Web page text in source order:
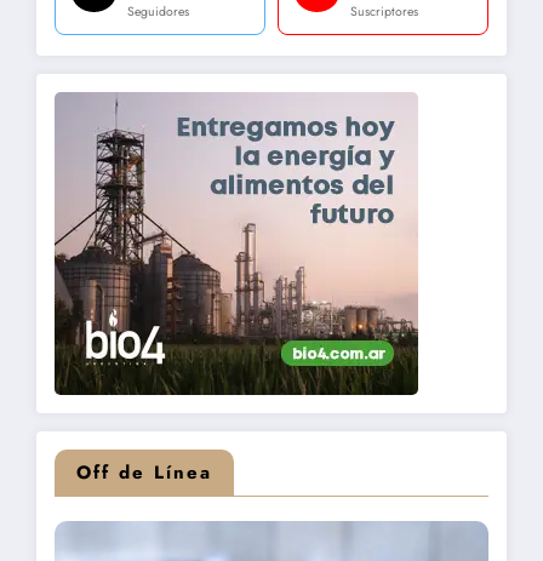
Seguidores Suscriptores
Off de Línea